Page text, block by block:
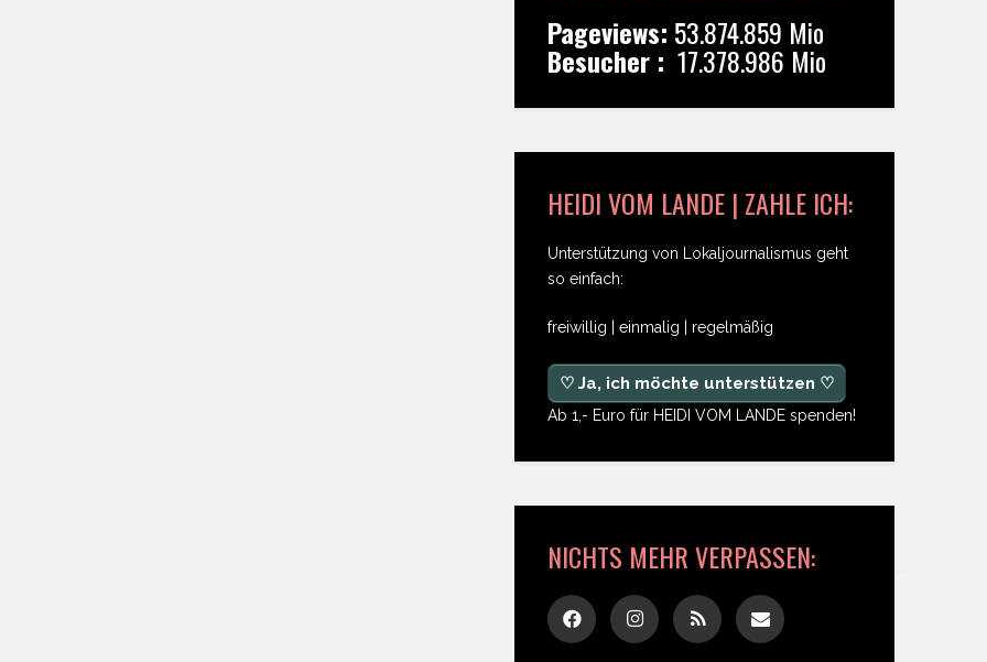
Pageviews: 53.874.859 Mio
Besucher : 17.378.986 Mio
HEIDI VOM LANDE | ZAHLE ICH:
Unterstützung von Lokaljournalismus geht
so einfach:
freiwillig | einmalig | regelmäßig
♡ Ja, ich möchte unterstützen ♡
Ab 1,- Euro für HEIDI VOM LANDE spenden!
NICHTS MEHR VERPASSEN: